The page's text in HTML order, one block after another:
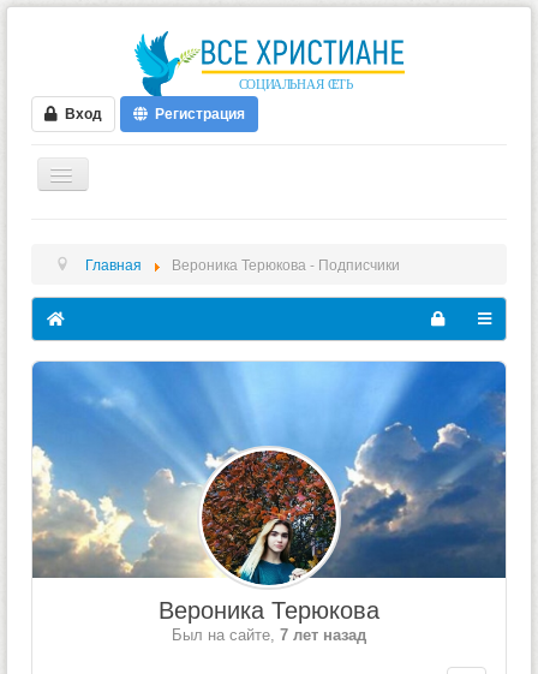
Вход Регистрация
ФОРУМ
ВИДЕО
БЛОГИ
МУЗЫКА
ОПРОСЫ
НОВОСТИ
Главная Вероника Терюкова - Подписчики
Вероника Терюкова
Был на сайте, 7 лет назад